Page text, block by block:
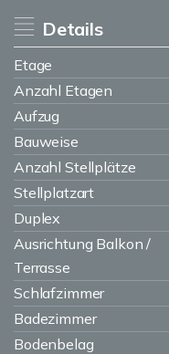
Details
Etage
Anzahl Etagen
Aufzug
Bauweise
Anzahl Stellplätze
Stellplatzart
Duplex
Ausrichtung Balkon /
Terrasse
Schlafzimmer
Badezimmer
Bodenbelag